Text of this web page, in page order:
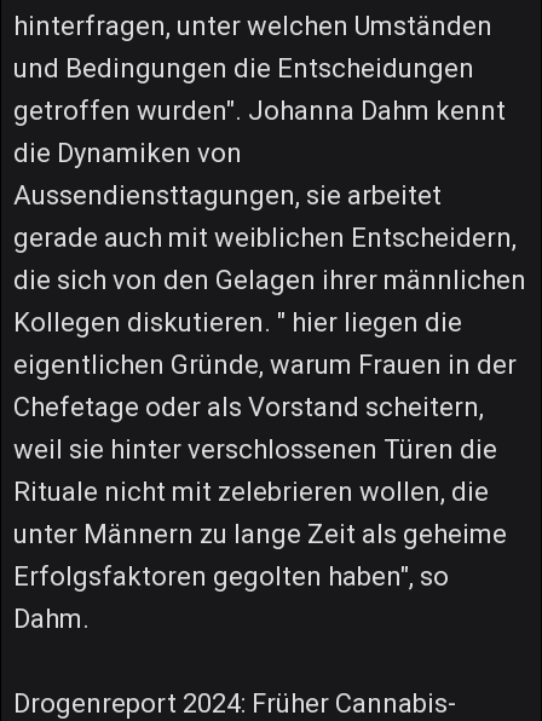
hinterfragen, unter welchen Umständen
und Bedingungen die Entscheidungen
getroffen wurden". Johanna Dahm kennt
die Dynamiken von
Aussendiensttagungen, sie arbeitet
gerade auch mit weiblichen Entscheidern,
die sich von den Gelagen ihrer männlichen
Kollegen diskutieren. " hier liegen die
eigentlichen Gründe, warum Frauen in der
Chefetage oder als Vorstand scheitern,
weil sie hinter verschlossenen Türen die
Rituale nicht mit zelebrieren wollen, die
unter Männern zu lange Zeit als geheime
Erfolgsfaktoren gegolten haben", so
Dahm.
Drogenreport 2024: Früher Cannabis-